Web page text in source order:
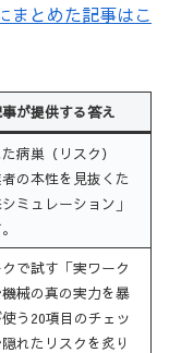
まとめた記事はこ
が提供する答え
病巣（リスク）
の本性を見抜くた
ミュレーション」
で試す「実ワーク
械の真の実力を暴
う20項目のチェッ
れたリスクを炙り